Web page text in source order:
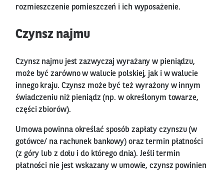
rozmieszczenie pomieszczeń i ich wyposażenie.
Czynsz najmu
Czynsz najmu jest zazwyczaj wyrażany w pieniądzu,
może być zarówno w walucie polskiej, jak i w walucie
innego kraju. Czynsz może być też wyrażony w innym
świadczeniu niż pieniądz (np. w określonym towarze,
części zbiorów).
Umowa powinna określać sposób zapłaty czynszu (w
gotówce/ na rachunek bankowy) oraz termin płatności
(z góry lub z dołu i do którego dnia). Jeśli termin
płatności nie jest wskazany w umowie, czynsz powinien